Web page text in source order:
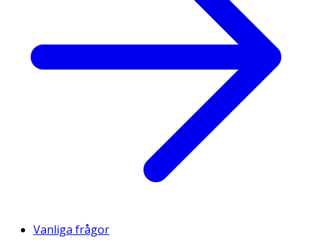
Vanliga frågor